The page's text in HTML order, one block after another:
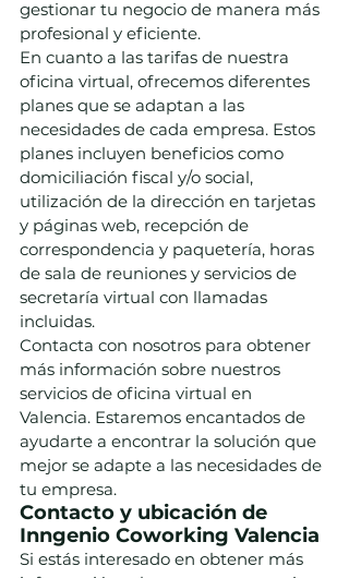
gestionar tu negocio de manera más
profesional y eficiente.
En cuanto a las tarifas de nuestra
oficina virtual, ofrecemos diferentes
planes que se adaptan a las
necesidades de cada empresa. Estos
planes incluyen beneficios como
domiciliación fiscal y/o social,
utilización de la dirección en tarjetas
y páginas web, recepción de
correspondencia y paquetería, horas
de sala de reuniones y servicios de
secretaría virtual con llamadas
incluidas.
Contacta con nosotros para obtener
más información sobre nuestros
servicios de oficina virtual en
Valencia. Estaremos encantados de
ayudarte a encontrar la solución que
mejor se adapte a las necesidades de
tu empresa.
Contacto y ubicación de
Inngenio Coworking Valencia
Si estás interesado en obtener más